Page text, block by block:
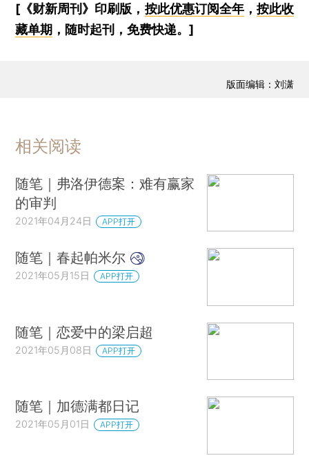
[《财新周刊》印刷版， 按此优惠订阅全年， 按此收
藏单期 ，随时起刊，免费快递。]
版面编辑：刘潇
相关阅读
随笔｜弗洛伊德案：难有赢家
的审判
2021年04月24日 APP打开
随笔｜春起帕米尔
2021年05月15日 APP打开
随笔｜恋爱中的梁启超
2021年05月08日 APP打开
随笔｜加德满都日记
2021年05月01日 APP打开